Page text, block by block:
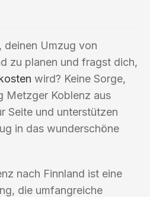
deinen Umzug von
zu planen und fragst dich,
wird? Keine Sorge,
Metzger Koblenz aus
Seite und unterstützen
in das wunderschöne
nach Finnland ist eine
die umfangreiche